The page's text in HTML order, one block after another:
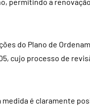
do Plano de
cujo processo de
medida é claramente